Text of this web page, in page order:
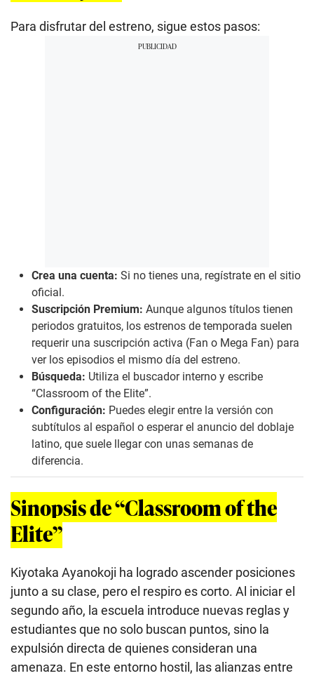
Para disfrutar del estreno, sigue estos pasos:
Crea una cuenta: Si no tienes una, regístrate en el sitio
oficial.
Suscripción Premium: Aunque algunos títulos tienen
periodos gratuitos, los estrenos de temporada suelen
requerir una suscripción activa (Fan o Mega Fan) para
ver los episodios el mismo día del estreno.
Búsqueda: Utiliza el buscador interno y escribe
“Classroom of the Elite”.
Configuración: Puedes elegir entre la versión con
subtítulos al español o esperar el anuncio del doblaje
latino, que suele llegar con unas semanas de
diferencia.
Sinopsis de “Classroom of the
Elite”
Kiyotaka Ayanokoji ha logrado ascender posiciones
junto a su clase, pero el respiro es corto. Al iniciar el
segundo año, la escuela introduce nuevas reglas y
estudiantes que no solo buscan puntos, sino la
expulsión directa de quienes consideran una
amenaza. En este entorno hostil, las alianzas entre